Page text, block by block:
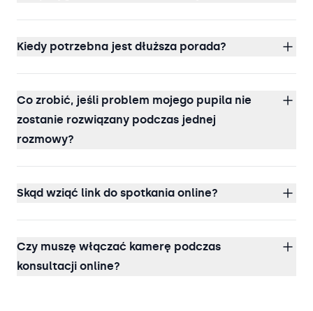
Kiedy potrzebna jest dłuższa porada?
Co zrobić, jeśli problem mojego pupila nie
zostanie rozwiązany podczas jednej
rozmowy?
Skąd wziąć link do spotkania online?
Czy muszę włączać kamerę podczas
konsultacji online?